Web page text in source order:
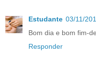
Estudante 03/11/
Bom dia e bom fim-
Responder